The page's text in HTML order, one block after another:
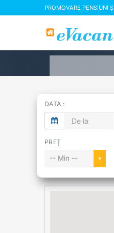
PROMOVARE PENSIUNI
DATA :
PREȚ
-- Min --